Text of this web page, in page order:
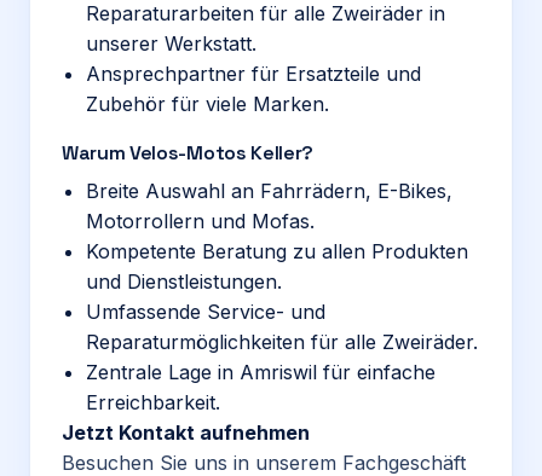
Reparaturarbeiten für alle Zweiräder in
unserer Werkstatt.
Ansprechpartner für Ersatzteile und
Zubehör für viele Marken.
Warum Velos-Motos Keller?
Breite Auswahl an Fahrrädern, E-Bikes,
Motorrollern und Mofas.
Kompetente Beratung zu allen Produkten
und Dienstleistungen.
Umfassende Service- und
Reparaturmöglichkeiten für alle Zweiräder.
Zentrale Lage in Amriswil für einfache
Erreichbarkeit.
Jetzt Kontakt aufnehmen
Besuchen Sie uns in unserem Fachgeschäft